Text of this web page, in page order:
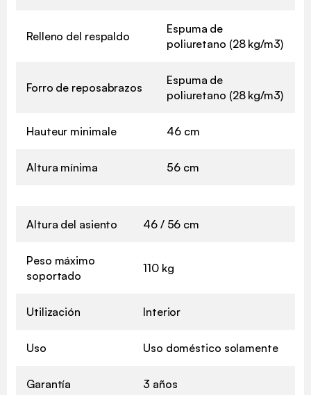
Relleno del respaldo
Espuma de
poliuretano (28 kg/m3)
Forro de reposabrazos
Espuma de
poliuretano (28 kg/m3)
Hauteur minimale 46 cm
Altura mínima 56 cm
Altura del asiento 46 / 56 cm
Peso máximo
soportado
110 kg
Utilización Interior
Uso Uso doméstico solamente
Garantía 3 años